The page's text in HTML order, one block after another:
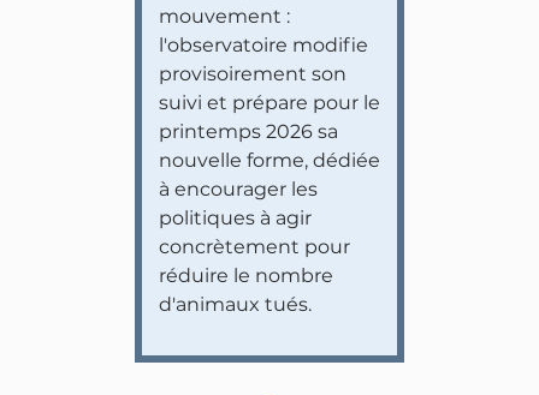
mouvement :
l'observatoire modifie
provisoirement son
suivi et prépare pour le
printemps 2026 sa
nouvelle forme, dédiée
à encourager les
politiques à agir
concrètement pour
réduire le nombre
d'animaux tués.